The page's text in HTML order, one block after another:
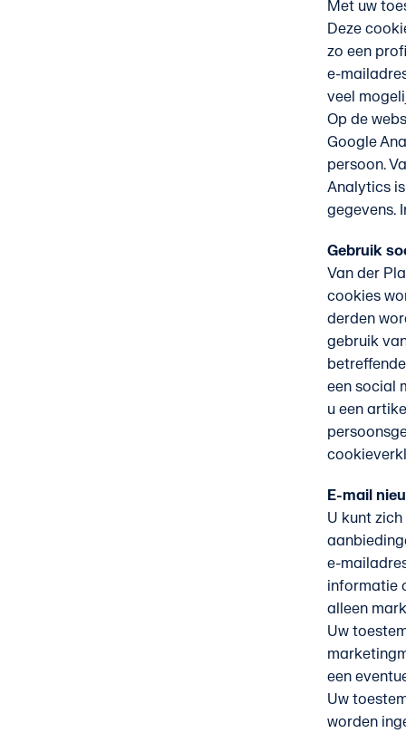
Met uw
Deze
zo een
e-
veel
Op de
Google
persoon.
Analytics
gegevens.
Gebruik
Van der
cookies
derden
gebruik
een social
u een
E-mail
U kunt
e-
informatie
alleen
Uw
een
Uw
worden